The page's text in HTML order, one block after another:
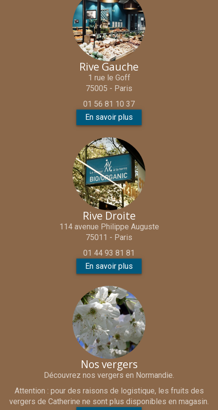
Rive Gauche
1 rue le Goff
75005 - Paris
01 56 81 10 37
En savoir plus
Rive Droite
114 avenue Philippe Auguste
75011 - Paris
01 44 93 81 81
En savoir plus
Nos vergers
Découvrez nos vergers en Normandie.
Attention : pour des raisons de logistique, les fruits des
vergers de Catherine ne sont plus disponibles en magasin.